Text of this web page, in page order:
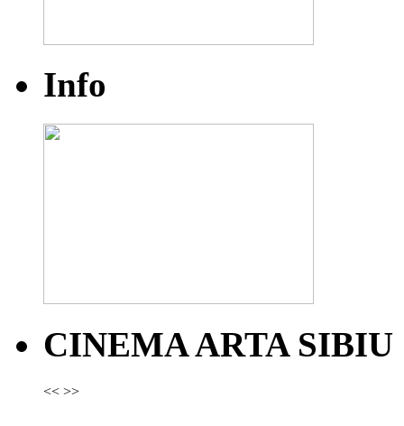
Info
CINEMA ARTA SIBIU
<< >>